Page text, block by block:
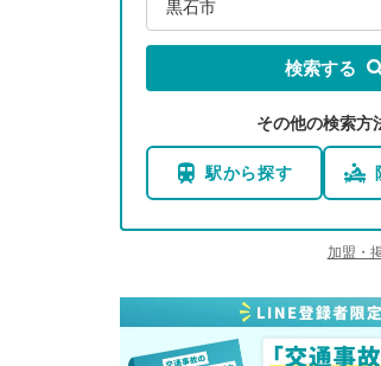
黒石市
検索する
その他の検索方
駅から探す
加盟・